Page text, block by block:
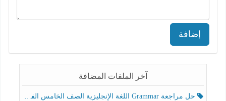
إضافة
آخر الملفات المضافة
حل مراجعة Grammar اللغة الإنجليزية الصف الخامس الفصل الثالث